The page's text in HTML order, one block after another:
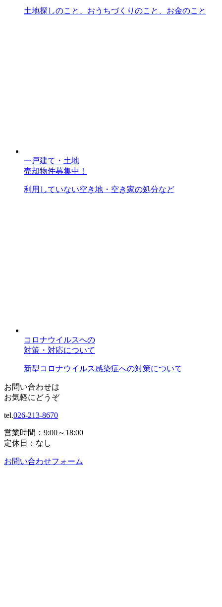
土地探しのこと、おうちづくりのこと、お金のこと
一戸建て・土地
売却物件募集中！
利用していない空き地・空き家の処分など
コロナウイルスへの
対策・対応について
新型コロナウイルス感染症への対策について
お問い合わせは
お気軽にどうぞ
tel.026-213-8670
営業時間：9:00～18:00
定休日：なし
お問い合わせフォーム